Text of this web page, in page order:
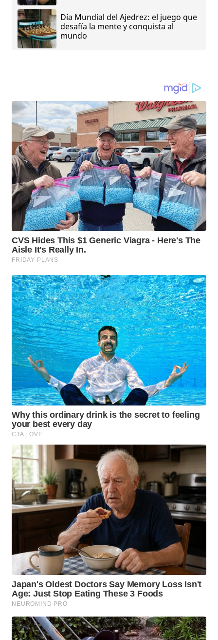
Día Mundial del Ajedrez: el juego que
desafía la mente y conquista al
mundo